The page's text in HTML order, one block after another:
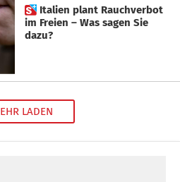
 Italien plant Rauchverbot
im Freien – Was sagen Sie
dazu?
LADEN